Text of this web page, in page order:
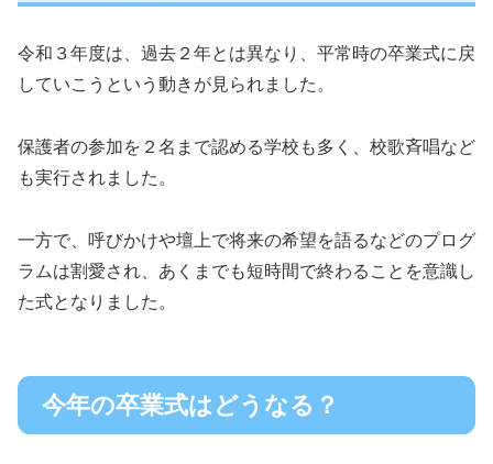
令和３年度は、過去２年とは異なり、平常時の卒業式に戻
していこうという動きが見られました。
保護者の参加を２名まで認める学校も多く、校歌斉唱など
も実行されました。
一方で、呼びかけや壇上で将来の希望を語るなどのプログ
ラムは割愛され、あくまでも短時間で終わることを意識し
た式となりました。
今年の卒業式はどうなる？